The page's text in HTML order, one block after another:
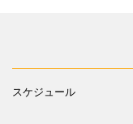
スケジュール